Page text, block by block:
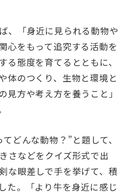
、「身近に見られる動物や
心をもって追究する活動を
る態度を育てるとともに、
体のつくり、生物と環境と
見方や考え方を養うこと」
どんな動物？”と題して、
さなどをクイズ形式で出
な眼差しで手を挙げて、積
た。「より牛を身近に感じ